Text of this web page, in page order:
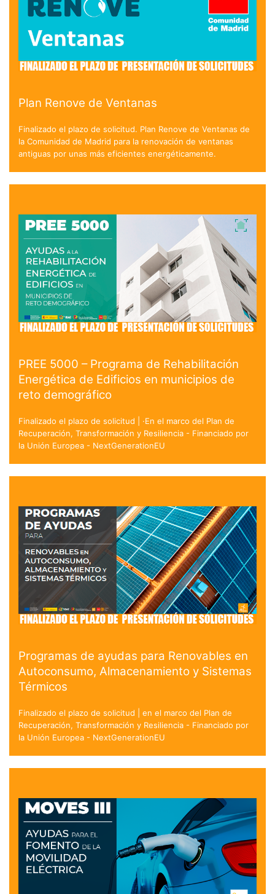
Plan Renove de Ventanas
Finalizado el plazo de solicitud. Plan Renove de Ventanas de
la Comunidad de Madrid para la renovación de ventanas
antiguas por unas más eficientes energéticamente.
PREE 5000 – Programa de Rehabilitación
Energética de Edificios en municipios de
reto demográfico
Finalizado el plazo de solicitud | ·En el marco del Plan de
Recuperación, Transformación y Resiliencia - Financiado por
la Unión Europea - NextGenerationEU
Programas de ayudas para Renovables en
Autoconsumo, Almacenamiento y Sistemas
Térmicos
Finalizado el plazo de solicitud | en el marco del Plan de
Recuperación, Transformación y Resiliencia - Financiado por
la Unión Europea - NextGenerationEU